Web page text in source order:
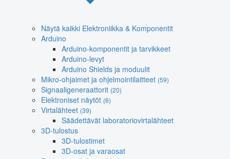
Näytä kaikki Elektroniikka & Komponentit
Arduino
Arduino-komponentit ja tarvikkeet
Arduino-levyt
Arduino Shields ja moduulit
Mikro-ohjaimet ja ohjelmointilaitteet (59)
Signaaligeneraattorit (20)
Elektroniset näytöt (6)
Virtalähteet (39)
Säädettävät laboratoriovirtalähteet
3D-tulostus
3D-tulostimet
3D-osat ja varaosat